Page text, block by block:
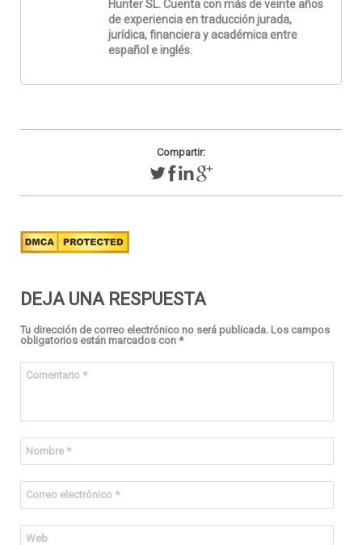
Hunter SL. Cuenta con más de veinte años
de experiencia en traducción jurada,
jurídica, financiera y académica entre
español e inglés.
Compartir:
DEJA UNA RESPUESTA
Tu dirección de correo electrónico no será publicada. Los campos
obligatorios están marcados con *
Comentario *
Nombre *
Correo electrónico *
Web